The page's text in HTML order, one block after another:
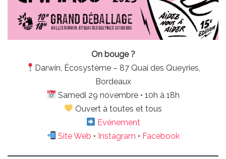
On bouge ?
Darwin, Écosystème – 87 Quai des Queyries,
Bordeaux
Samedi 29 novembre • 10h à 18h
Ouvert à toutes et tous
Evénement
Site Web • Instagram • Facebook